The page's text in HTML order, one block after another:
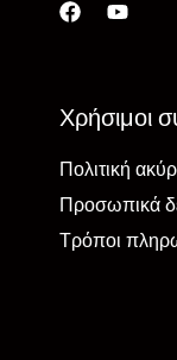
Χρήσιμοι
Πολιτική
Προσωπικά
Τρόποι